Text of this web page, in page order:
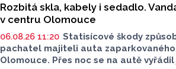
Rozbitá skla, kabely i sedadlo.
v centru Olomouce
06.08.26 11:20 Statisícové škody
pachatel majiteli auta
Olomouce. Přes noc se na autě